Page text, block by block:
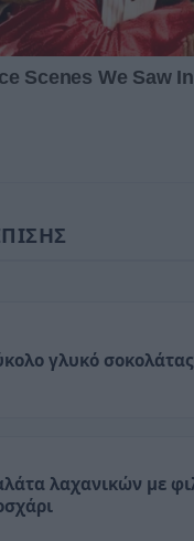
γλυκό σοκολάτας
λαχανικών με